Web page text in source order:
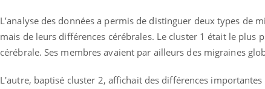
L’analyse des données a permis de distinguer deux types de
mais de leurs différences cérébrales. Le cluster 1 était le
cérébrale. Ses membres avaient par ailleurs des migraines
L'autre, baptisé cluster 2, affichait des différences